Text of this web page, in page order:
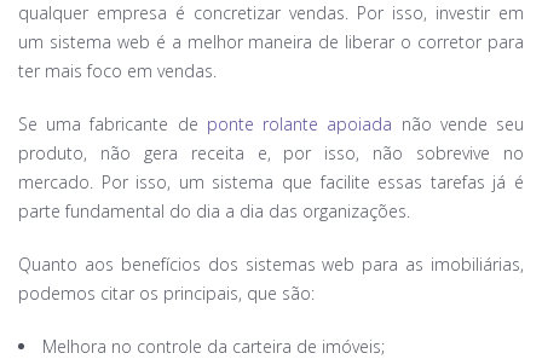
qualquer empresa é concretizar vendas. Por isso, investir em
um sistema web é a melhor maneira de liberar o corretor para
ter mais foco em vendas.
Se uma fabricante de ponte rolante apoiada não vende seu
produto, não gera receita e, por isso, não sobrevive no
mercado. Por isso, um sistema que facilite essas tarefas já é
parte fundamental do dia a dia das organizações.
Quanto aos benefícios dos sistemas web para as imobiliárias,
podemos citar os principais, que são:
Melhora no controle da carteira de imóveis;